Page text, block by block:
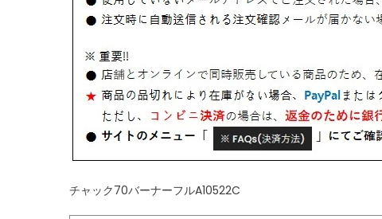
チャック70バーナーフルA10522C